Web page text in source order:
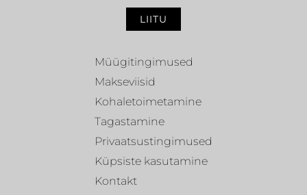
LIITU
Müügitingimused
Makseviisid
Kohaletoimetamine
Tagastamine
Privaatsustingimused
Küpsiste kasutamine
Kontakt